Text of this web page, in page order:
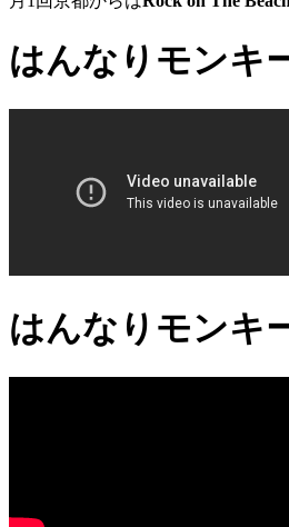
はんなりモンキ
はんなりモンキ